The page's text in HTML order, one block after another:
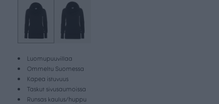
Luomupuuvillaa
Ommeltu Suomessa
Kapea istuvuus
Taskut sivusaumoissa
Runsas kaulus/huppu